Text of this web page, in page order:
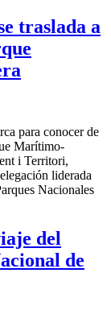
traslada a
para conocer de
Marítimo-
i Territori,
liderada
Nacionales
del
de